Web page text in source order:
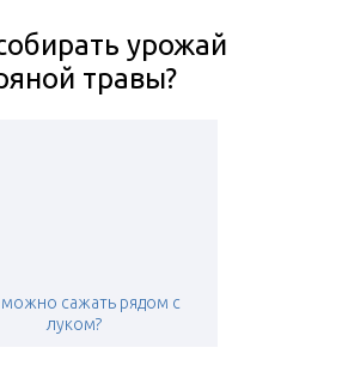
урожай
травы?
сажать рядом с
луком?